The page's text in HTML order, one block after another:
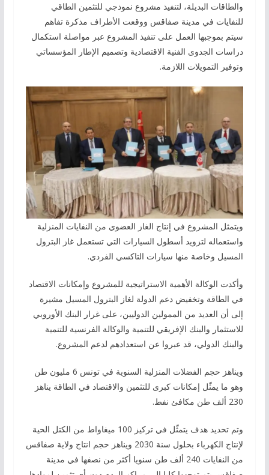
والطاقات البديلة، لتنفيذ مشروع نموذجي للتثمين الطاقي
للنفايات في مدينة صفاقس ووقعت الأطراف مذكرة تفاهم
سيتم بموجبها العمل على تنفيذ المشروع عبر مواصلة استكمال
دراسات الجدوى الفنية الاقتصادية وتصميم الإطار المؤسساتي
وتوفير التمويلات اللازمة.
ويتمثل المشروع في إنتاج الغاز العضوي من النفايات المنزلية
واستعماله لتزويد أسطول السيارات التي تستعمل غاز البترول
المسيل وخاصة منها سيارات التاكسي الفردي.
وأكدت الوكالة الأهمية الاستراتيجية للمشروع وإمكانات الاقتصاد
في الطاقة وتخفيض دعم الدولة لغاز البترول المسيل مشيرة
إلى أن العديد من الممولين الدوليين، على غرار البنك الأوروبي
للاستثمار والبنك الإفريقي للتنمية والوكالة الفرنسية للتنمية
والبنك الدولي، قد عبروا عن استعدادهم لدعم المشروع.
ويناهز حجم الفضلات المنزلية السنوية في تونس 6 مليون طن
وهو ما يمثّل إمكانات كبرى للتثمين والاقتصاد في الطاقة يناهز
230 ألف طن مكافئ نفط.
وتم تحديد هدف يتمثّل في تركيز 100 ميغاواط من الكتل الحية
لإنتاج الكهرباء بحلول سنة 2030 ويناهز حجم انتاج ولاية صفاقس
من النفايات 240 ألف طن سنويا أكثر من نصفها في مدينة